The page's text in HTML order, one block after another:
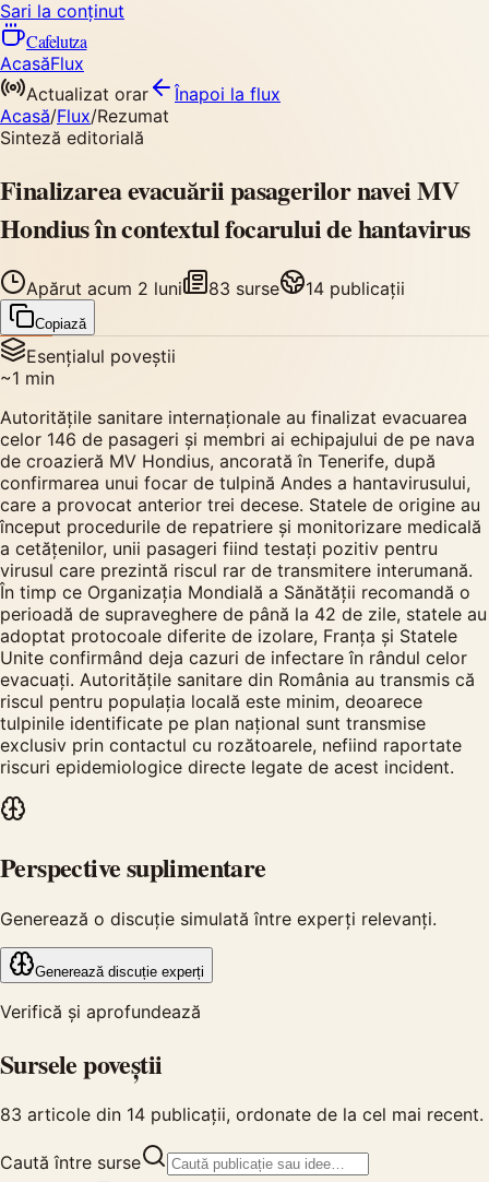
Sari la conținut
Cafelutza
AcasăFlux
Actualizat orar
Înapoi la flux
Acasă/Flux/Rezumat
Sinteză editorială
Finalizarea evacuării pasagerilor navei MV
Hondius în contextul focarului de hantavirus
Apărut acum 2 luni 83 surse 14 publicații
Copiază
Esențialul poveștii
~1 min
Autoritățile sanitare internaționale au finalizat evacuarea
celor 146 de pasageri și membri ai echipajului de pe nava
de croazieră MV Hondius, ancorată în Tenerife, după
confirmarea unui focar de tulpină Andes a hantavirusului,
care a provocat anterior trei decese. Statele de origine au
început procedurile de repatriere și monitorizare medicală
a cetățenilor, unii pasageri fiind testați pozitiv pentru
virusul care prezintă riscul rar de transmitere interumană.
În timp ce Organizația Mondială a Sănătății recomandă o
perioadă de supraveghere de până la 42 de zile, statele au
adoptat protocoale diferite de izolare, Franța și Statele
Unite confirmând deja cazuri de infectare în rândul celor
evacuați. Autoritățile sanitare din România au transmis că
riscul pentru populația locală este minim, deoarece
tulpinile identificate pe plan național sunt transmise
exclusiv prin contactul cu rozătoarele, nefiind raportate
riscuri epidemiologice directe legate de acest incident.
Perspective suplimentare
Generează o discuție simulată între experți relevanți.
Generează discuție experți
Verifică și aprofundează
Sursele poveștii
83 articole din 14 publicații, ordonate de la cel mai recent.
Caută între surse